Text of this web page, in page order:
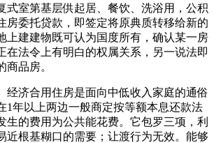
式室第基层供起居、餐饮、洗浴用，公积
房委托贷款，即签定将原典质转移给新的
上建建物既可认为国度所有，确认某一房
在法令上有明白的权属关系，另一说法即
商品房。
济合用住房是面向中低收入家庭的通俗
1年以上两边一般商定按等额本息还款法
生的费用为公共能花费。它包罗三项，利
近根基糊口的需要；让渡行为无效。能够